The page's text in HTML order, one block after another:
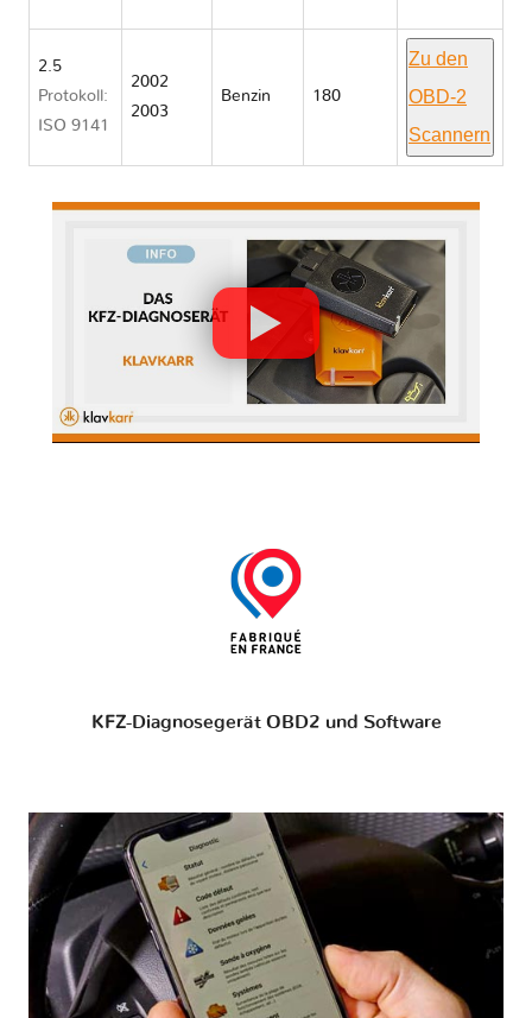
2.5
Protokoll:
ISO 9141
2002
2003
Benzin 180
Zu den
OBD-2
Scannern
KFZ-Diagnosegerät OBD2 und Software